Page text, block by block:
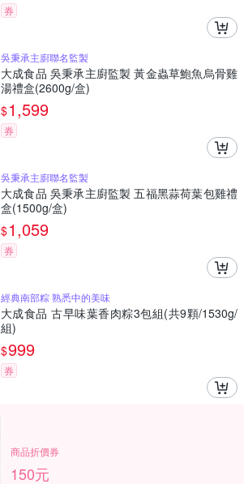
券
吳秉承主廚聯名監製
大成食品 吳秉承主廚監製 黃金蟲草鮑魚烏骨雞
湯禮盒(2600g/盒)
$1,599
券
吳秉承主廚聯名監製
大成食品 吳秉承主廚監製 五福黑蒜荷葉包雞禮
盒(1500g/盒)
$1,059
券
經典南部粽 熟悉中的美味
大成食品 古早味葉香肉粽3包組(共9顆/1530g/
組)
$999
券
商品折價券
150元